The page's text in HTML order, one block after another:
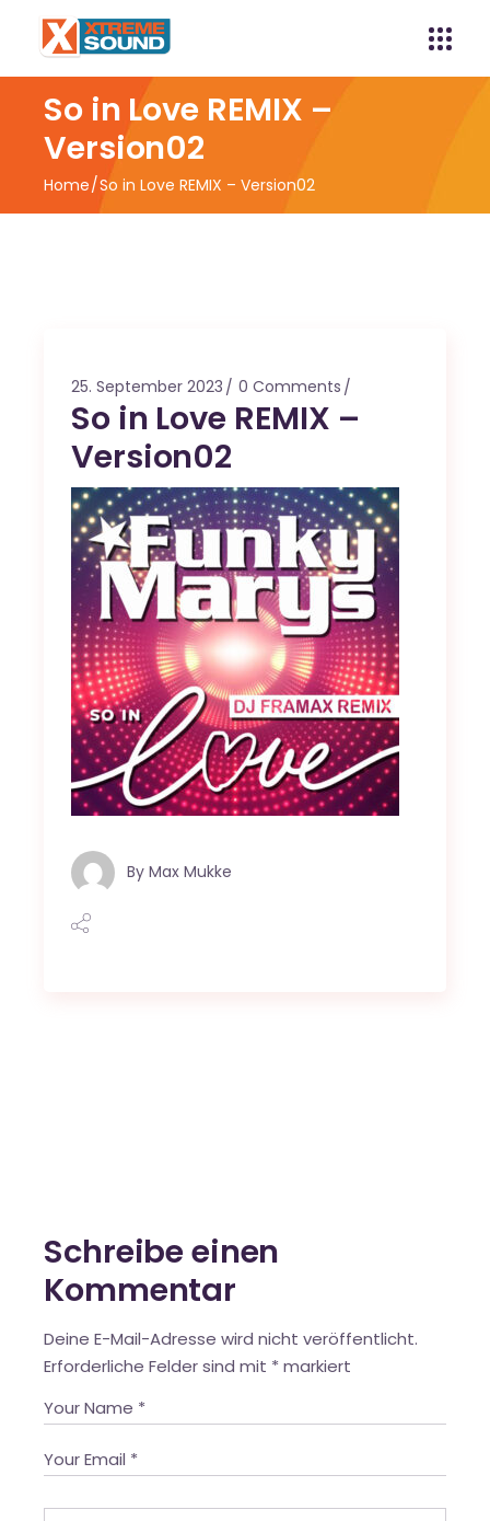
So in Love REMIX –
Version02
Home So in Love REMIX – Version02
25. September 2023 0 Comments
So in Love REMIX –
Version02
By Max Mukke
Schreibe einen
Kommentar
Deine E-Mail-Adresse wird nicht veröffentlicht.
Erforderliche Felder sind mit * markiert